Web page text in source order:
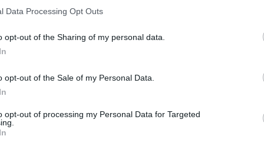
Data Processing Opt Outs
opt-out of the Sharing of my personal data.
opt-out of the Sale of my Personal Data.
opt-out of processing my Personal Data for Targeted
Az ukrán-magyar határszakaszon 6632-en léptek be
belépők közül 4824-en nyilatkoztak úgy, hogy Ukrajnából
2022. november 02|Mindenki ügye